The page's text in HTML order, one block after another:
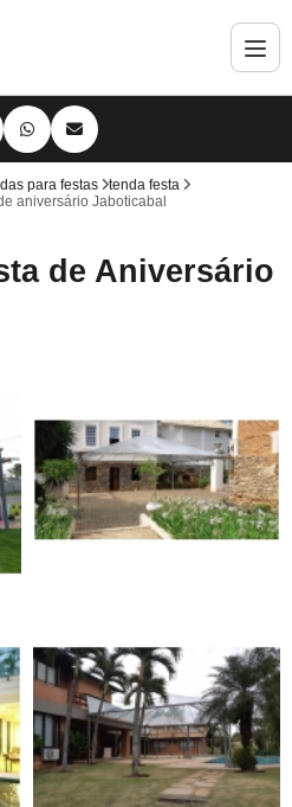
para festas
tenda festa
aniversário Jaboticabal
de Aniversário